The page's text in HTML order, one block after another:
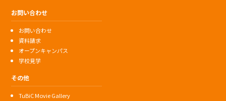
お問い合わせ
お問い合わせ
資料請求
オープンキャンパス
学校見学
その他
TuBiC Movie Gallery